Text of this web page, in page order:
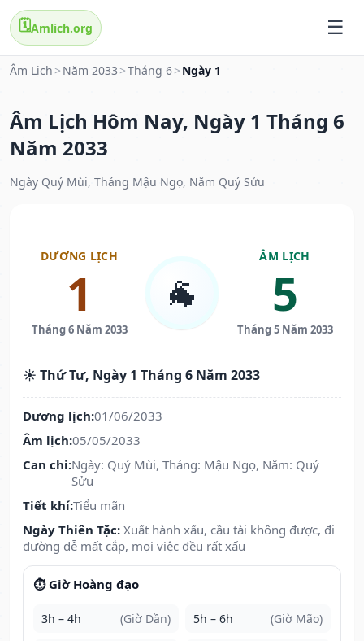
🗓️Amlich.org
Âm Lịch > Năm 2033 >Tháng 6> Ngày 1
Âm Lịch Hôm Nay, Ngày 1 Tháng 6
Năm 2033
Ngày Quý Mùi, Tháng Mậu Ngọ, Năm Quý Sửu
DƯƠNG LỊCH
1
Tháng 6 Năm 2033
🐐
ÂM LỊCH
5
Tháng 5 Năm 2033
☀️ Thứ Tư, Ngày 1 Tháng 6 Năm 2033
Dương lịch:01/06/2033
Âm lịch:05/05/2033
Can chi:Ngày: Quý Mùi, Tháng: Mậu Ngọ, Năm: Quý
Sửu
Tiết khí:Tiểu mãn
Ngày Thiên Tặc: Xuất hành xấu, cầu tài không được, đi
đường dễ mất cắp, mọi việc đều rất xấu
⏱️ Giờ Hoàng đạo
3h – 4h (Giờ Dần) 5h – 6h (Giờ Mão)